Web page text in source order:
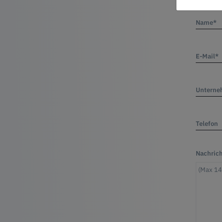
Name*
E-Mail*
Telefon